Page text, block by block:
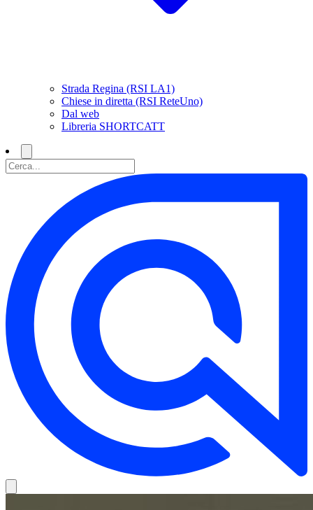
Strada Regina (RSI LA1)
Chiese in diretta (RSI ReteUno)
Dal web
Libreria SHORTCATT